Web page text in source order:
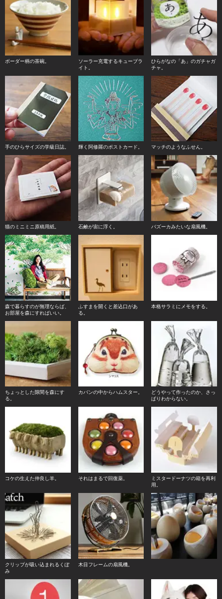
ボーダー柄の茶碗。
ソーラー充電するキューブラ
イト。
ひらがなの「あ」のガチャガ
チャ。
手のひらサイズの学級日誌。 輝く阿修羅のポストカード。 マッチのようなふせん。
猫のミニミニ原稿用紙。 石鹸が宙に浮く。 バズーカみたいな扇風機。
森で暮らすのが無理ならば、
お部屋を森にすればいい。
ふすまを開くと差込口があ
る。
本格サラミにメモをする。
ちょっとした隙間を森にす
る。
カバンの中からハムスター。
どうやって作ったのか、さっ
ぱりわからない。
コケの生えた仲良し羊。 それはまるで回復薬。
ミスタードーナツの箱を再利
用。
クリップが吸い込まれるくぼ
み
木目フレームの扇風機。